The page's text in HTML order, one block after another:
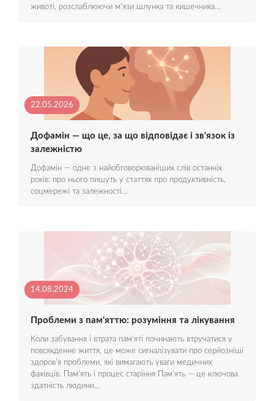
животі, розслаблюючи м'язи шлунка та кишечника…
22.05.2026
Дофамін — що це, за що відповідає і зв'язок із
залежністю
Дофамін — одне з найобговорюваніших слів останніх
років: про нього пишуть у статтях про продуктивність,
соцмережі та залежності…
14.08.2024
Проблеми з пам'яттю: розуміння та лікування
Коли забування і втрата пам'яті починають втручатися у
повсякденне життя, це може сигналізувати про серйозніші
здоров'я проблеми, які вимагають уваги медичних
фахівців. Пам'ять і процес старіння Пам'ять — це ключова
здатність людини…